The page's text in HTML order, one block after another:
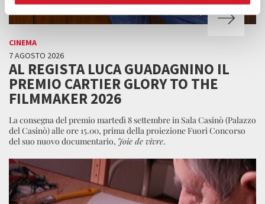
CINEMA
7 AGOSTO 2026
AL REGISTA LUCA GUADAGNINO IL
PREMIO CARTIER GLORY TO THE
FILMMAKER 2026
La consegna del premio martedì 8 settembre in Sala Casinò (Palazzo
del Casinò) alle ore 15.00, prima della proiezione Fuori Concorso
del suo nuovo documentario, Joie de vivre.